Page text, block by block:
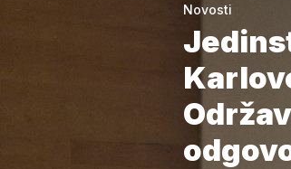
Novosti